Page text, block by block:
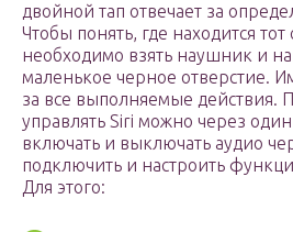
двойной тап отвечает за
Чтобы понять, где находится
необходимо взять наушник и
маленькое черное отверстие.
за все выполняемые действия.
управлять Siri можно через
включать и выключать аудио
подключить и настроить
Для этого: